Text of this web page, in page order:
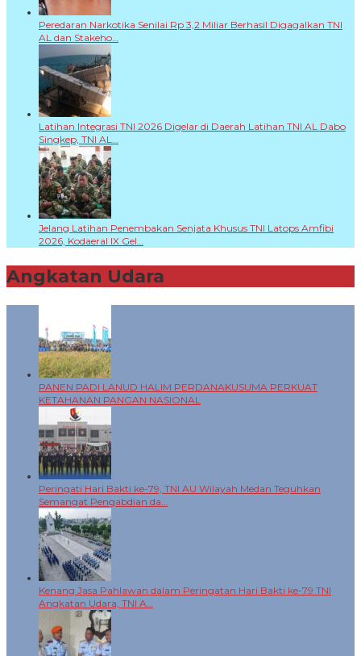
Peredaran Narkotika Senilai Rp 3,2 Miliar Berhasil Digagalkan TNI
AL dan Stakeho…
Latihan Integrasi TNI 2026 Digelar di Daerah Latihan TNI AL Dabo
Singkep, TNI AL…
Jelang Latihan Penembakan Senjata Khusus TNI Latops Amfibi
2026, Kodaeral IX Gel…
Angkatan Udara
PANEN PADI LANUD HALIM PERDANAKUSUMA PERKUAT
KETAHANAN PANGAN NASIONAL
Peringati Hari Bakti ke-79, TNI AU Wilayah Medan Teguhkan
Semangat Pengabdian da…
Kenang Jasa Pahlawan dalam Peringatan Hari Bakti ke-79 TNI
Angkatan Udara, TNI A…